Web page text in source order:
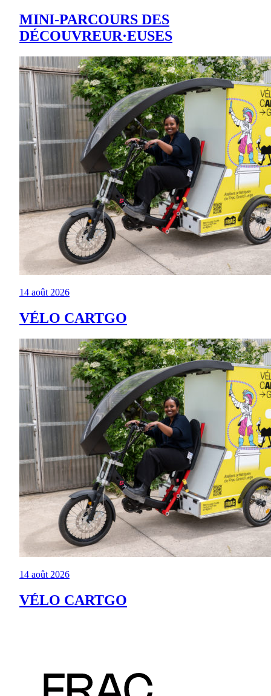
MINI-PARCOURS DES
DÉCOUVREUR·EUSES
14 août 2026
VÉLO CARTGO
14 août 2026
VÉLO CARTGO